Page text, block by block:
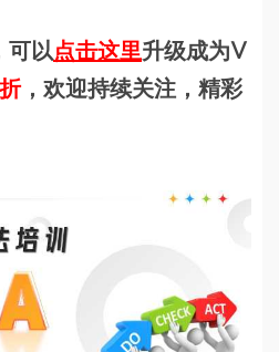
可以点击这里升级成为V
，欢迎持续关注，精彩